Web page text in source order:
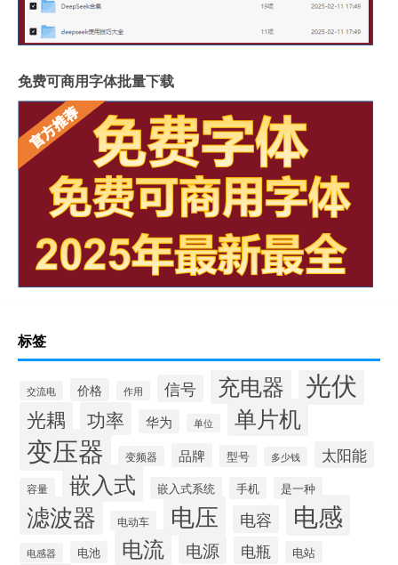
免费可商用字体批量下载
标签
交流电 价格 作用 信号 充电器 光伏
光耦 功率 华为 单位 单片机
变压器 变频器 品牌 型号 多少钱 太阳能
容量 嵌入式 嵌入式系统 手机 是一种
滤波器 电动车 电压 电容 电感
电感器 电池 电流 电源 电瓶 电站